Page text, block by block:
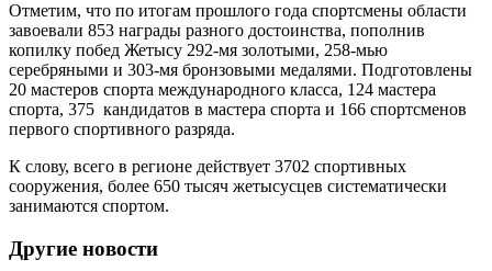
Отметим, что по итогам прошлого года спортсмены области
завоевали 853 награды разного достоинства, пополнив
копилку побед Жетысу 292-мя золотыми, 258-мью
серебряными и 303-мя бронзовыми медалями. Подготовлены
20 мастеров спорта международного класса, 124 мастера
спорта, 375 кандидатов в мастера спорта и 166 спортсменов
первого спортивного разряда.
К слову, всего в регионе действует 3702 спортивных
сооружения, более 650 тысяч жетысусцев систематически
занимаются спортом.
Другие новости